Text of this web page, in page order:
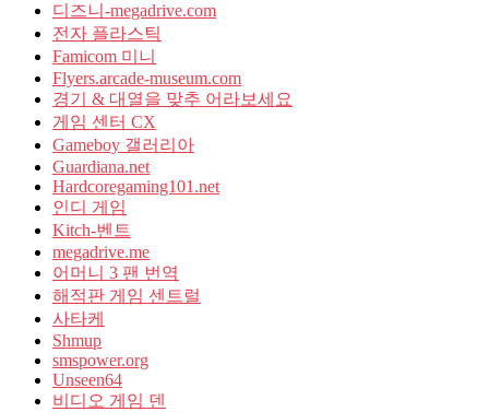
디즈니-megadrive.com
전자 플라스틱
Famicom 미니
Flyers.arcade-museum.com
경기 & 대열을 맞추 어라보세요
게임 센터 CX
Gameboy 갤러리아
Guardiana.net
Hardcoregaming101.net
인디 게임
Kitch-벤트
megadrive.me
어머니 3 팬 번역
해적판 게임 센트럴
사타케
Shmup
smspower.org
Unseen64
비디오 게임 덴